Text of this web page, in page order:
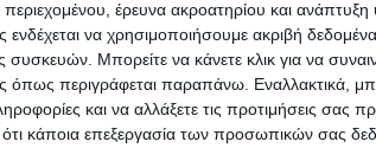
περιεχομένου, έρευνα ακροατηρίου και
ενδέχεται να χρησιμοποιήσουμε ακριβή
Μπορείτε να κάνετε κλικ για να
όπως περιγράφεται παραπάνω. Εναλλακτικά,
και να αλλάξετε τις προτιμήσεις σας
κάποια επεξεργασία των προσωπικών σας